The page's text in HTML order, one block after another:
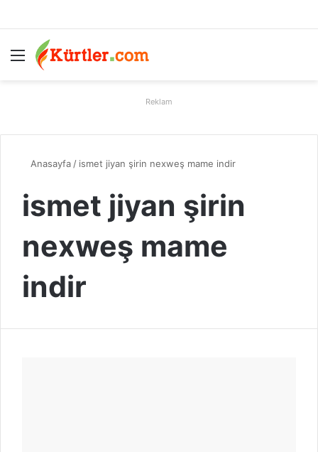
Menü
Reklam
Anasayfa / ismet jiyan şirin nexweş mame indir
ismet jiyan şirin
nexweş mame
indir